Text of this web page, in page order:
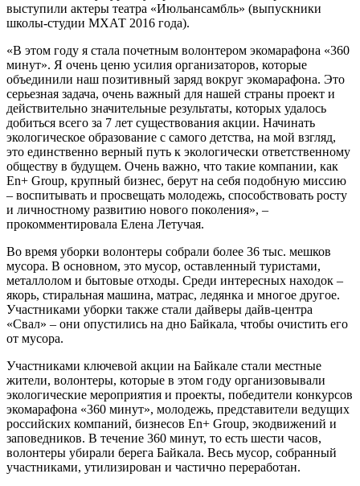
выступили актеры театра «Июльансамбль» (выпускники
школы-студии МХАТ 2016 года).
«В этом году я стала почетным волонтером экомарафона «360
минут». Я очень ценю усилия организаторов, которые
объединили наш позитивный заряд вокруг экомарафона. Это
серьезная задача, очень важный для нашей страны проект и
действительно значительные результаты, которых удалось
добиться всего за 7 лет существования акции. Начинать
экологическое образование с самого детства, на мой взгляд,
это единственно верный путь к экологически ответственному
обществу в будущем. Очень важно, что такие компании, как
En+ Group, крупный бизнес, берут на себя подобную миссию
– воспитывать и просвещать молодежь, способствовать росту
и личностному развитию нового поколения», –
прокомментировала Елена Летучая.
Во время уборки волонтеры собрали более 36 тыс. мешков
мусора. В основном, это мусор, оставленный туристами,
металлолом и бытовые отходы. Среди интересных находок –
якорь, стиральная машина, матрас, ледянка и многое другое.
Участниками уборки также стали дайверы дайв-центра
«Свал» – они опустились на дно Байкала, чтобы очистить его
от мусора.
Участниками ключевой акции на Байкале стали местные
жители, волонтеры, которые в этом году организовывали
экологические мероприятия и проекты, победители конкурсов
экомарафона «360 минут», молодежь, представители ведущих
российских компаний, бизнесов En+ Group, экодвижений и
заповедников. В течение 360 минут, то есть шести часов,
волонтеры убирали берега Байкала. Весь мусор, собранный
участниками, утилизирован и частично переработан.